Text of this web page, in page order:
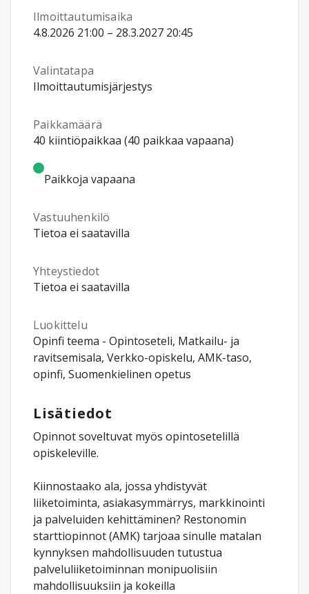
Ilmoittautumisaika
4.8.2026 21:00 – 28.3.2027 20:45
Valintatapa
Ilmoittautumisjärjestys
Paikkamäärä
40 kiintiöpaikkaa (40 paikkaa vapaana)
Paikkoja vapaana
Vastuuhenkilö
Tietoa ei saatavilla
Yhteystiedot
Tietoa ei saatavilla
Luokittelu
Opinfi teema - Opintoseteli, Matkailu- ja
ravitsemisala, Verkko-opiskelu, AMK-taso,
opinfi, Suomenkielinen opetus
Lisätiedot
Opinnot soveltuvat myös opintosetelillä
opiskeleville.
Kiinnostaako ala, jossa yhdistyvät
liiketoiminta, asiakasymmärrys, markkinointi
ja palveluiden kehittäminen? Restonomin
starttiopinnot (AMK) tarjoaa sinulle matalan
kynnyksen mahdollisuuden tutustua
palveluliiketoiminnan monipuolisiin
mahdollisuuksiin ja kokeilla